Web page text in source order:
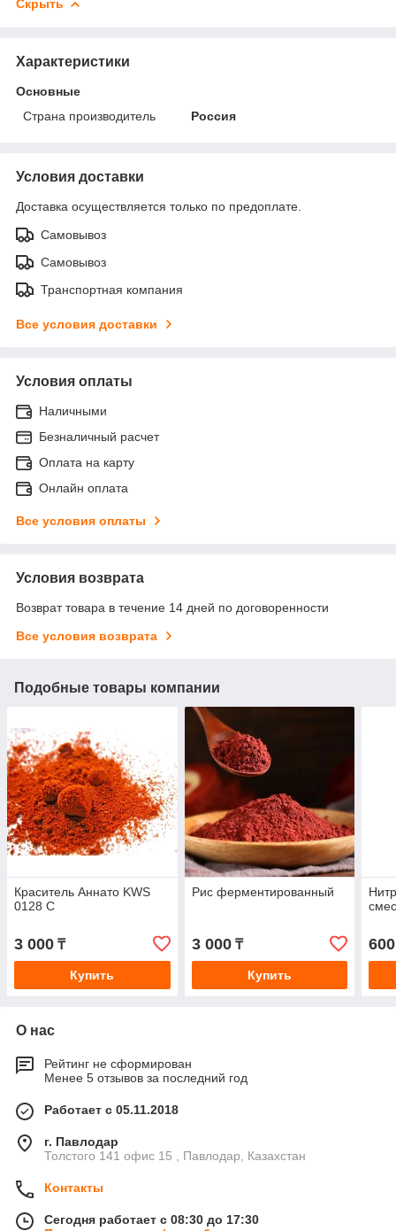
Скрыть
Характеристики
Основные
Страна производитель
Россия
Условия доставки
Доставка осуществляется только по предоплате.
Самовывоз
Самовывоз
Транспортная компания
Все условия доставки
Условия оплаты
Наличными
Безналичный расчет
Оплата на карту
Онлайн оплата
Все условия оплаты
Условия возврата
Возврат товара в течение 14 дней по договоренности
Все условия возврата
Подобные товары компании
Краситель Аннато KWS
0128 C
3 000 ₸
Купить
Рис ферментированный
3 000₸
Купить
600
О нас
Рейтинг не сформирован
Менее 5 отзывов за последний год
Работает с 05.11.2018
г. Павлодар
Толстого 141 офис 15 , Павлодар, Казахстан
Контакты
Сегодня работает с 08:30 до 17:30